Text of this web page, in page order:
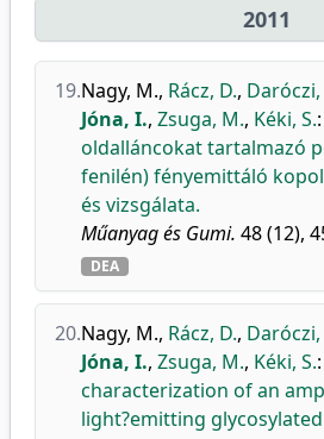
2011
19.Nagy, M., Rácz, D., Daróczi,
Jóna, I., Zsuga, M., Kéki, S.:
oldalláncokat tartalmazó
fenilén) fényemittáló
és vizsgálata.
Műanyag és Gumi. 48 (12),
DEA
20.Nagy, M., Rácz, D., Daróczi,
Jóna, I., Zsuga, M., Kéki, S.:
characterization of an
light?emitting glycosylated